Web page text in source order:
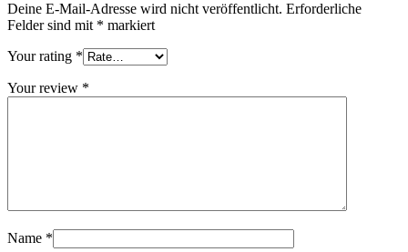
Deine E-Mail-Adresse wird nicht veröffentlicht. Erforderliche
Felder sind mit * markiert
Your rating *
Your review *
Name *